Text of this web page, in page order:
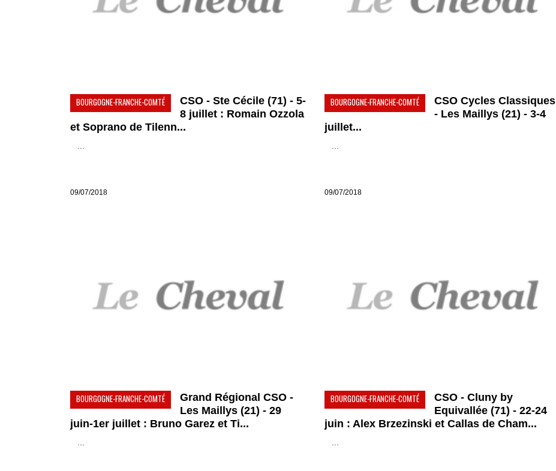
BOURGOGNE-FRANCHE-COMTÉ
CSO - Ste Cécile (71) - 5-
8 juillet : Romain Ozzola
et Soprano de Tilenn...
...
09/07/2018
BOURGOGNE-FRANCHE-COMTÉ
CSO Cycles Classiques
- Les Maillys (21) - 3-4
juillet...
...
09/07/2018
BOURGOGNE-FRANCHE-COMTÉ
Grand Régional CSO -
Les Maillys (21) - 29
juin-1er juillet : Bruno Garez et Ti...
...
BOURGOGNE-FRANCHE-COMTÉ
CSO - Cluny by
Equivallée (71) - 22-24
juin : Alex Brzezinski et Callas de Cham...
...